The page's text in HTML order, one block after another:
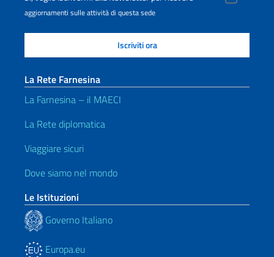
aggiornamenti sulle attività di questa sede
La Rete Farnesina
La Farnesina – il MAECI
La Rete diplomatica
Viaggiare sicuri
Dove siamo nel mondo
Le Istituzioni
Governo Italiano
Europa.eu